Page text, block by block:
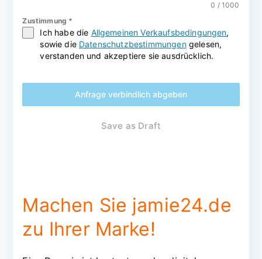
0 / 1000
Zustimmung *
Ich habe die Allgemeinen Verkaufsbedingungen,
sowie die Datenschutzbestimmungengelesen,
verstanden und akzeptiere sie ausdrücklich.
Anfrage verbindlich abgeben
Save as Draft
Machen Sie jamie24.de
zu Ihrer Marke!